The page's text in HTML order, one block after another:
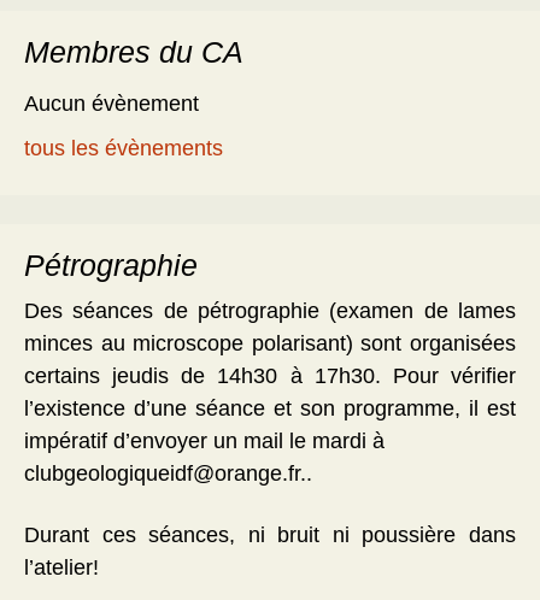
Membres du CA
Aucun évènement
tous les évènements
Pétrographie
Des séances de pétrographie (examen de lames
minces au microscope polarisant) sont organisées
certains jeudis de 14h30 à 17h30. Pour vérifier
l’existence d’une séance et son programme, il est
impératif d’envoyer un mail le mardi à
clubgeologiqueidf@orange.fr..
Durant ces séances, ni bruit ni poussière dans
l’atelier!